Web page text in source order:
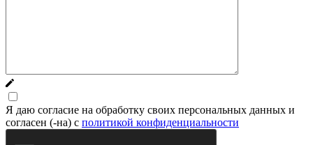
Я даю согласие на обработку своих персональных данных и
согласен (-на) с политикой конфиденциальности